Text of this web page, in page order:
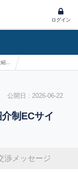
ログイン
公開日 : 2026-06-22
制ECサイ
渉メッセージ